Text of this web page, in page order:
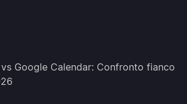
Google Calendar: Confronto fianco